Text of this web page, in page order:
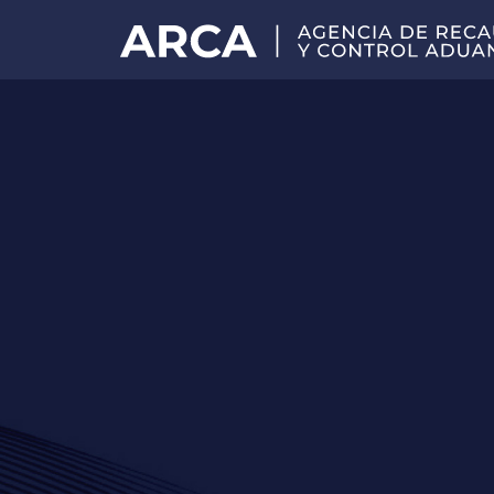
Portal
principal